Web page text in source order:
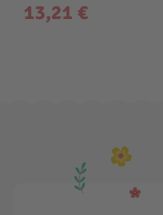
Seltene Artikel
13,21 €